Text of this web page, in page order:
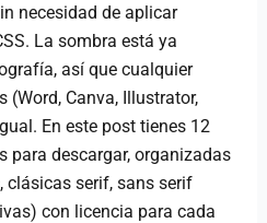
necesidad de aplicar
La sombra está ya
así que cualquier
(Word, Canva, Illustrator,
En este post tienes 12
para descargar, organizadas
serif, sans serif
con licencia para cada